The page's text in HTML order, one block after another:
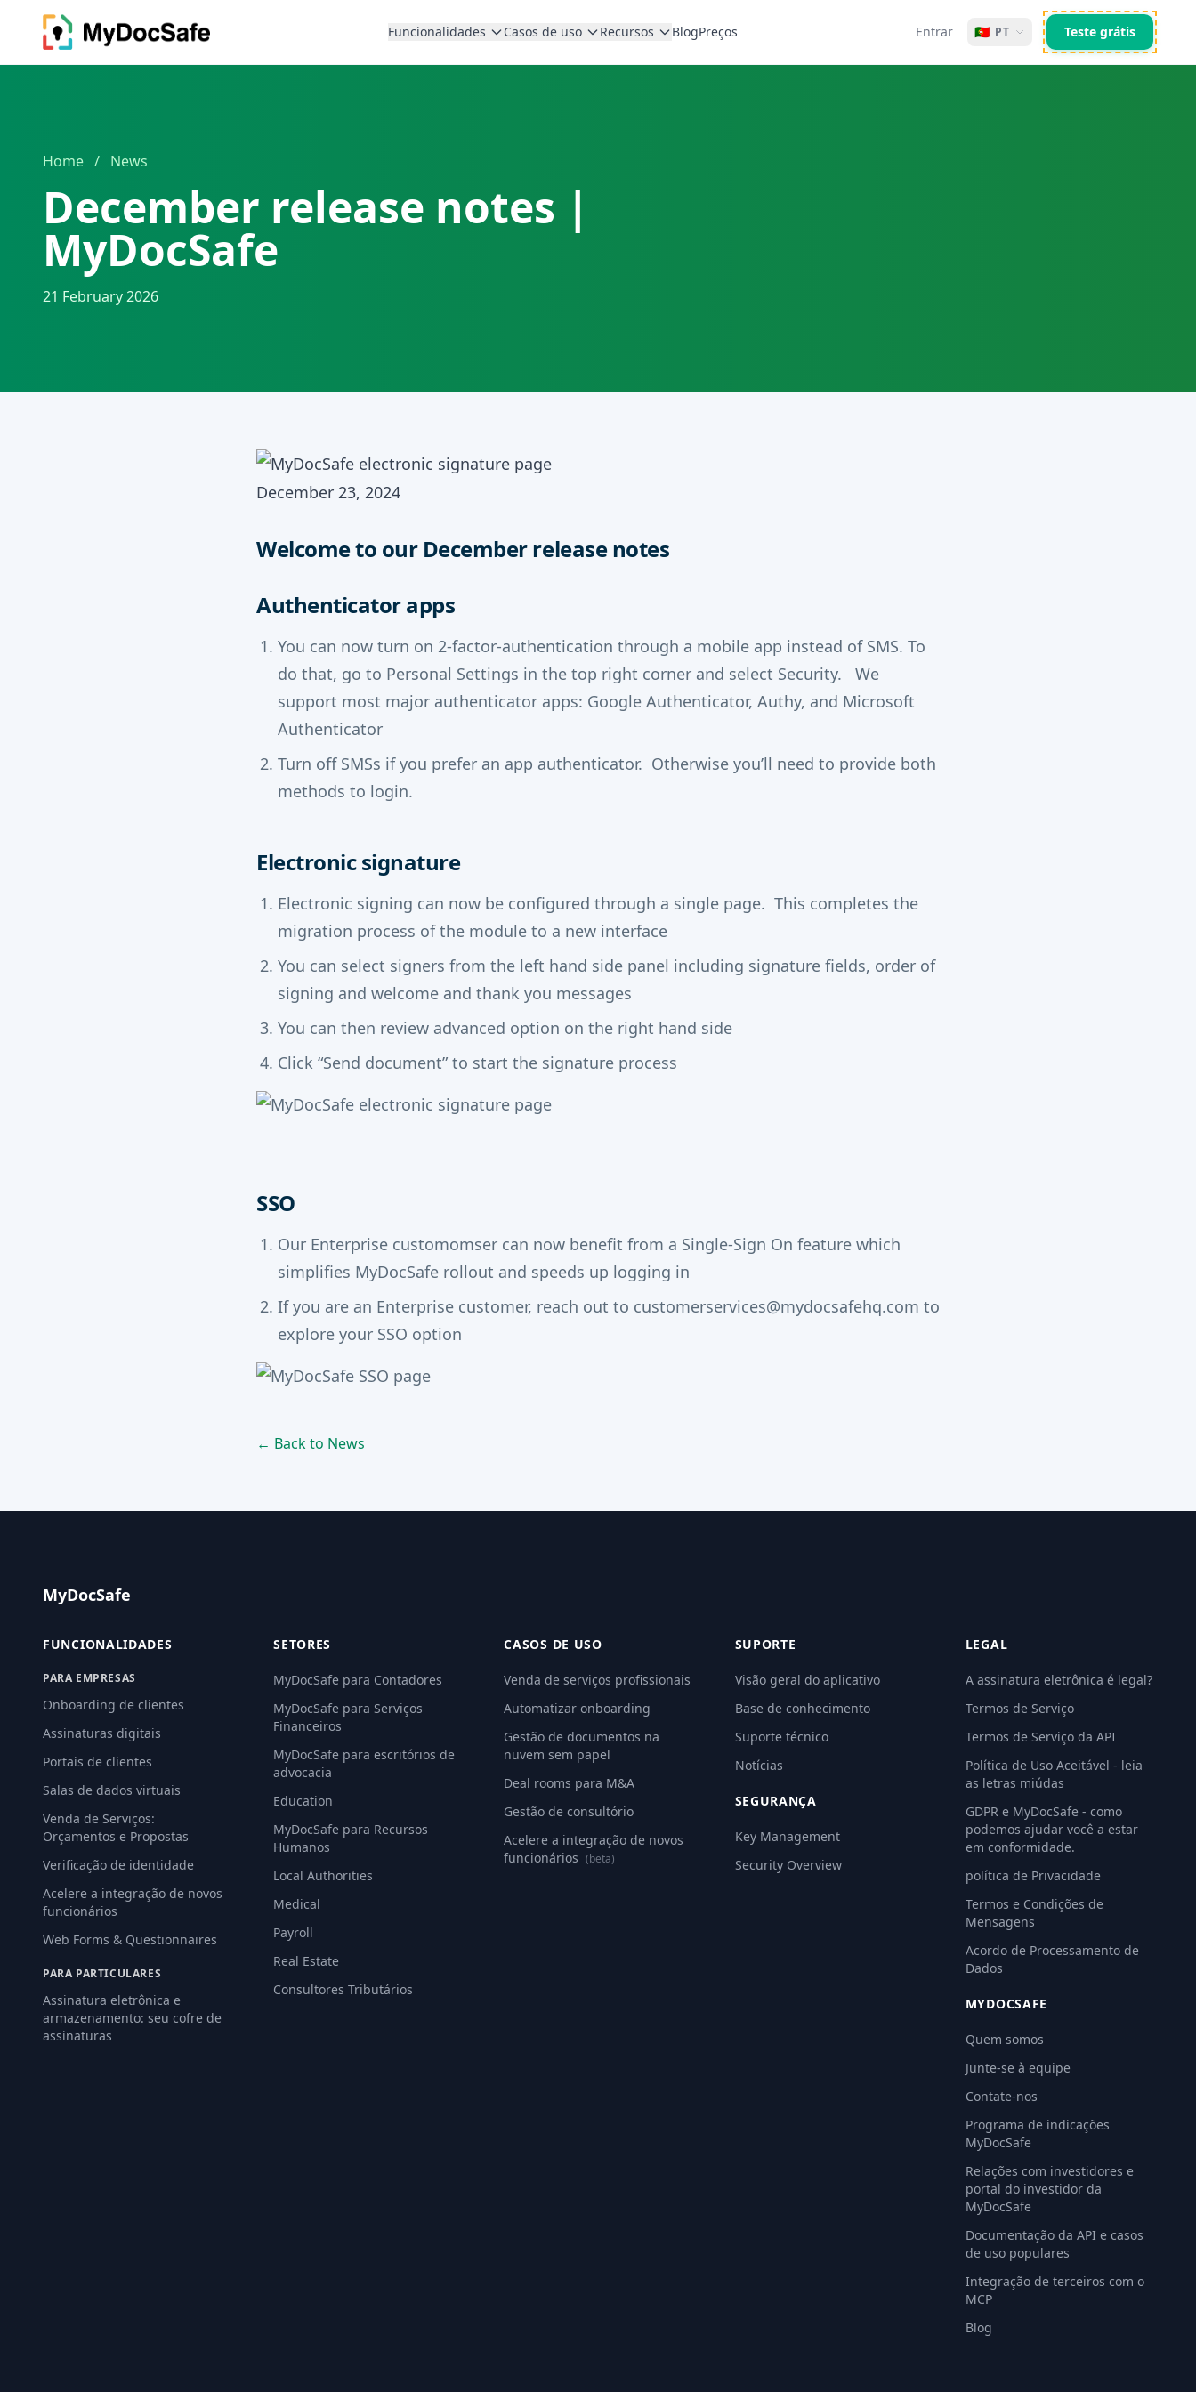
Funcionalidades Casos de uso Recursos BlogPreços Entrar 🇵🇹 PT Teste grátis
Home / News
December release notes |
MyDocSafe
21 February 2026
December 23, 2024
Welcome to our December release notes
Authenticator apps
You can now turn on 2-factor-authentication through a mobile app instead of SMS. To
do that, go to Personal Settings in the top right corner and select Security. We
support most major authenticator apps: Google Authenticator, Authy, and Microsoft
Authenticator
Turn off SMSs if you prefer an app authenticator. Otherwise you’ll need to provide both
methods to login.
Electronic signature
Electronic signing can now be configured through a single page. This completes the
migration process of the module to a new interface
You can select signers from the left hand side panel including signature fields, order of
signing and welcome and thank you messages
You can then review advanced option on the right hand side
Click “Send document” to start the signature process
SSO
Our Enterprise customomser can now benefit from a Single-Sign On feature which
simplifies MyDocSafe rollout and speeds up logging in
If you are an Enterprise customer, reach out to customerservices@mydocsafehq.com to
explore your SSO option
← Back to News
MyDocSafe
FUNCIONALIDADES
PARA EMPRESAS
Onboarding de clientes
Assinaturas digitais
Portais de clientes
Salas de dados virtuais
Venda de Serviços:
Orçamentos e Propostas
Verificação de identidade
Acelere a integração de novos
funcionários
Web Forms & Questionnaires
PARA PARTICULARES
Assinatura eletrônica e
armazenamento: seu cofre de
assinaturas
SETORES
MyDocSafe para Contadores
MyDocSafe para Serviços
Financeiros
MyDocSafe para escritórios de
advocacia
Education
MyDocSafe para Recursos
Humanos
Local Authorities
Medical
Payroll
Real Estate
Consultores Tributários
CASOS DE USO
Venda de serviços profissionais
Automatizar onboarding
Gestão de documentos na
nuvem sem papel
Deal rooms para M&A
Gestão de consultório
Acelere a integração de novos
funcionários (beta)
SUPORTE
Visão geral do aplicativo
Base de conhecimento
Suporte técnico
Notícias
SEGURANÇA
Key Management
Security Overview
LEGAL
A assinatura eletrônica é legal?
Termos de Serviço
Termos de Serviço da API
Política de Uso Aceitável - leia
as letras miúdas
GDPR e MyDocSafe - como
podemos ajudar você a estar
em conformidade.
política de Privacidade
Termos e Condições de
Mensagens
Acordo de Processamento de
Dados
MYDOCSAFE
Quem somos
Junte-se à equipe
Contate-nos
Programa de indicações
MyDocSafe
Relações com investidores e
portal do investidor da
MyDocSafe
Documentação da API e casos
de uso populares
Integração de terceiros com o
MCP
Blog